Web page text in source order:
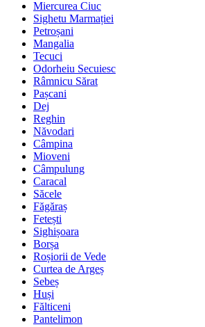
Miercurea Ciuc
Sighetu Marmației
Petroșani
Mangalia
Tecuci
Odorheiu Secuiesc
Râmnicu Sărat
Pașcani
Dej
Reghin
Năvodari
Câmpina
Mioveni
Câmpulung
Caracal
Săcele
Făgăraș
Fetești
Sighișoara
Borșa
Roșiorii de Vede
Curtea de Argeș
Sebeș
Huși
Fălticeni
Pantelimon